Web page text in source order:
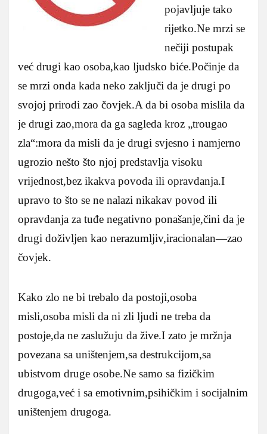
pojavljuje tako
rijetko.Ne mrzi se
nečiji postupak
već drugi kao osoba,kao ljudsko biće.Počinje da
se mrzi onda kada neko zaključi da je drugi po
svojoj prirodi zao čovjek.A da bi osoba mislila da
je drugi zao,mora da ga sagleda kroz „trougao
zla“:mora da misli da je drugi svjesno i namjerno
ugrozio nešto što njoj predstavlja visoku
vrijednost,bez ikakva povoda ili opravdanja.I
upravo to što se ne nalazi nikakav povod ili
opravdanja za tuđe negativno ponašanje,čini da je
drugi doživljen kao nerazumljiv,iracionalan—zao
čovjek.
Kako zlo ne bi trebalo da postoji,osoba
misli,osoba misli da ni zli ljudi ne treba da
postoje,da ne zaslužuju da žive.I zato je mržnja
povezana sa uništenjem,sa destrukcijom,sa
ubistvom druge osobe.Ne samo sa fizičkim
drugoga,već i sa emotivnim,psihičkim i socijalnim
uništenjem drugoga.